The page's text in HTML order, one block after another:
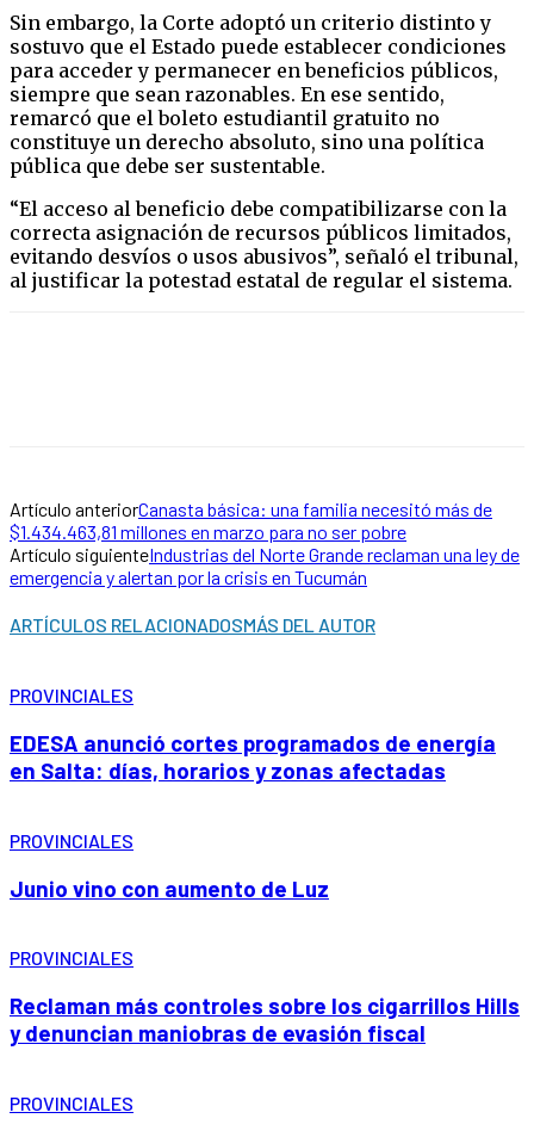
Sin embargo, la Corte adoptó un criterio distinto y
sostuvo que el Estado puede establecer condiciones
para acceder y permanecer en beneficios públicos,
siempre que sean razonables. En ese sentido,
remarcó que el boleto estudiantil gratuito no
constituye un derecho absoluto, sino una política
pública que debe ser sustentable.
“El acceso al beneficio debe compatibilizarse con la
correcta asignación de recursos públicos limitados,
evitando desvíos o usos abusivos”, señaló el tribunal,
al justificar la potestad estatal de regular el sistema.
Artículo anteriorCanasta básica: una familia necesitó más de
$1.434.463,81 millones en marzo para no ser pobre
Artículo siguienteIndustrias del Norte Grande reclaman una ley de
emergencia y alertan por la crisis en Tucumán
ARTÍCULOS RELACIONADOSMÁS DEL AUTOR
PROVINCIALES
EDESA anunció cortes programados de energía
en Salta: días, horarios y zonas afectadas
PROVINCIALES
Junio vino con aumento de Luz
PROVINCIALES
Reclaman más controles sobre los cigarrillos Hills
y denuncian maniobras de evasión fiscal
PROVINCIALES